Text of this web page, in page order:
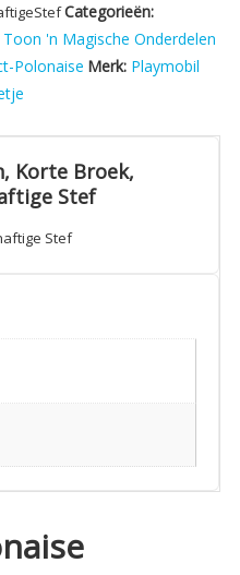
Categorieën:
Toon 'n Magische Onderdelen
Polonaise Merk: Playmobil
Korte Broek,
Stef
Stef